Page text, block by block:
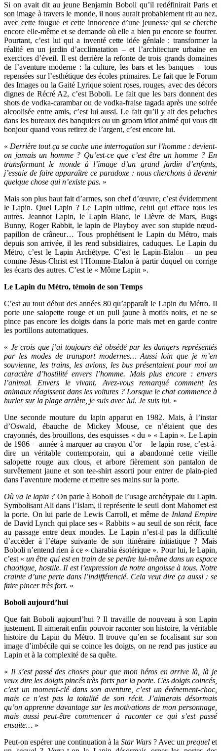
Si on avait dit au jeune Benjamin Boboli qu’il redéfinirait Paris et
son image à travers le monde, il nous aurait probablement rit au nez,
avec cette fougue et cette innocence d’une jeunesse qui se cherche
encore elle-même et se demande où elle a bien pu encore se fourrer.
Pourtant, c’est lui qui a inventé cette idée géniale : transformer la
réalité en un jardin d’acclimatation – et l’architecture urbaine en
exercices d’éveil. Il est derrière la refonte de trois grands domaines
de l’aventure moderne : la culture, les bars et les banques – tous
repensées sur l’esthétique des écoles primaires. Le fait que le Forum
des Images ou la Gaité Lyrique soient roses, rouges, avec des décors
dignes de Récré A2, c’est Boboli. Le fait que les bars donnent des
shots de vodka-carambar ou de vodka-fraise tagada après une soirée
alcoolisée entre amis, c’est lui aussi. Le fait qu’il y ait des peluches
dans les bureaux des banquiers ou un groom idiot animé qui vous dit
bonjour quand vous retirez de l’argent, c’est encore lui.
« Derrière tout ça se cache une interrogation sur l’homme : devient-
on jamais un homme ? Qu’est-ce que c’est être un homme ? En
transformant le monde à l’image d’un grand jardin d’enfants,
j’essaie de faire apparaître ce paradoxe : nous cherchons à devenir
quelque chose qui n’existe pas. »
Mais son plus haut fait d’armes, son chef d’œuvre, c’est évidemment
le Lapin. Quel Lapin ? Le Lapin ultime, celui qui efface tous les
autres. Jeannot Lapin, le Lapin Blanc, le Lièvre de Mars, Bugs
Bunny, Roger Rabbit, le lapin de Playboy avec son stupide nœud-
papillon de crâneur… Tous prophétisent le Lapin du Métro, mais
depuis son arrivée, il les rend subsidiaires, caduques. Le Lapin du
Métro, c’est le Lapin Archétype. C’est le Lapin-Etalon – un peu
comme Jésus-Christ est l’Homme-Etalon à partir duquel on corrige
les écarts des autres. C’est le « Môme Lapin ».
Le Lapin du Métro, témoin de son Temps
C’est au tout début des années 80 qu’apparaît le Lapin du Métro. Il
porte une salopette rouge et un pull jaune à motifs noirs, et ne se
pince pas encore les doigts dans la porte mais met en garde contre
les portillons automatiques.
« Je crois que j’ai toujours été obsédé par les dangers représentés
par les modes de transport modernes… Aussi loin que je m’en
souvienne, les trains, les avions, les bus présentaient pour moi un
caractère d’hostilité envers l’homme. Mais plus encore : envers
l’animal. Envers le vivant. Avez-vous remarqué comment les
animaux réagissent dans les voitures ? Lorsque le chat commence à
hurler sur la plage arrière, je suis avec lui. Je suis lui. »
Une seconde mouture du lapin apparut en 1982. Mais, à l’instar
d’Oswald, ébauche de Mickey Mouse, ce n’étaient que des
crayonnés, des brouillons, des esquisses « du » « Lapin ». Le Lapin
de 1986 – année à marquer au crayon d’or – le lapin rose, c’est-à-
dire un véritable contemporain, qui a abandonné cette vieille
salopette rouge aux clous, et arbore fièrement son pantalon de
survêtement jaune et son tee-shirt assorti pour entrer de plain-pied
dans l’aventure moderne et mettre ses mains sur la porte.
Où va le lapin ? On parle à Boboli de l’usage archétypale du Lapin.
Symbolisant Ali dans l’Islam, il représente le seuil dont Mahomet est
la porte. On lui parle de Lewis Carroll, et même de Inland Empire
de David Lynch qui place ses « Rabbits » au seuil de son récit, face
au passage entre deux mondes. Le Lapin n’est-il pas la difficulté
d’accéder à l’étape suivante de son itinéraire initiatique ? Mais
Boboli n’entend rien à ce « charabia ésotérique ». Pour lui, le Lapin,
c’est «un être qui est en train de se perdre lui-même dans un espace
chaotique, hostile. Il est l’expression de notre angoisse à tous. Notre
crainte d’une perte dans l’indifférencié. Cela veut dire ça aussi : se
faire pincer très fort. »
Boboli aujourd’hui
Que fait Boboli aujourd’hui ? Il travaille de nouveau à son Lapin
justement. Il aimerait enfin pouvoir raconter son histoire, la véritable
histoire du Lapin du Métro. Il trouve qu’en se focalisant sur son
image d’imbécile qui se coince les doigts, on ne rend pas justice au
Lapin et à la complexité de sa quête.
« Il s’est passé des choses pour que mon héros en arrive là, là je
veux dire les doigts pincés très forts par la porte. Ces doigts coincés,
c’est un moment-clé dans son aventure, c’est un événement-choc,
mais ce n’est pas la totalité de son récit. J’aimerais désormais
qu’on apprenne davantage sur les motivations de mon personnage,
mais aussi peut-être commencer à raconter ce qui s’est passé
ensuite… »
Peut-on espérer une continuation à la Star Wars ? Avec un prequel et